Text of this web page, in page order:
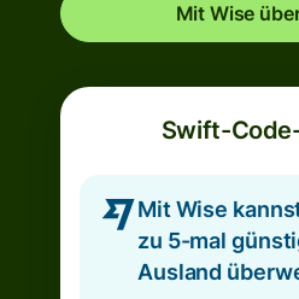
Mit Wise
Swift-
Mit Wise
zu 5-mal
Ausland